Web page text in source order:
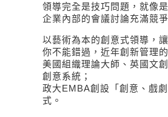
領導完全是技巧問題，就像
企業內部的會議討論充滿競
以藝術為本的創意式領導，
你不能錯過，近年創新管理
美國組織理論大師、英國文
創意系統；
政大EMBA創設「創意、戲
式。